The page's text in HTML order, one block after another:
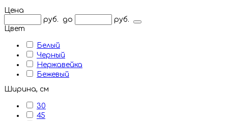
Цена
руб.
до
руб.
Цвет
Белый
Черный
Нержавейка
Бежевый
Ширина, см
30
45